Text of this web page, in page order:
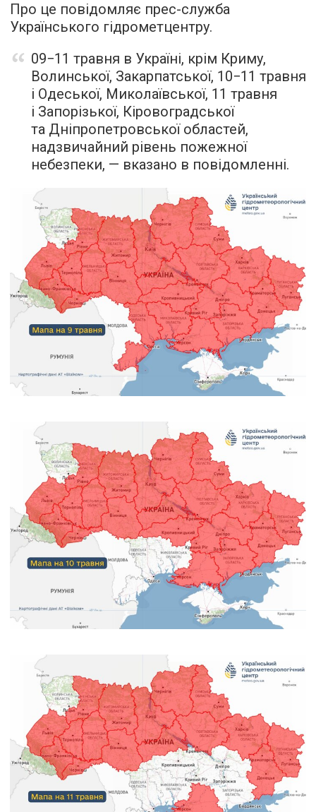
Про це повідомляє прес-служба
Українського гідрометцентру.
09−11 травня в Україні, крім Криму,
Волинської, Закарпатської, 10−11 травня
і Одеської, Миколаївської, 11 травня
і Запорізької, Кіровоградської
та Дніпропетровської областей,
надзвичайний рівень пожежної
небезпеки, — вказано в повідомленні.